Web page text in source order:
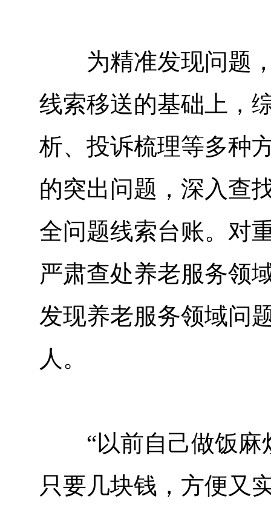
为精准发现问题，
线索移送的基础上，
析、投诉梳理等多种
的突出问题，深入查
全问题线索台账。对
严肃查处养老服务领
发现养老服务领域问
人。
“以前自己做饭麻
只要几块钱，方便又